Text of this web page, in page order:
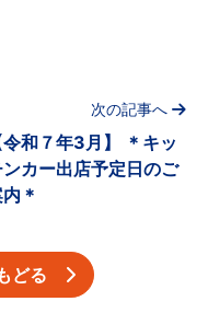
次の記事へ
令和７年3月】 ＊キッ
カー出店予定日のご
＊
どる